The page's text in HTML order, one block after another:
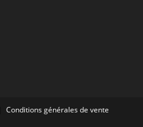
Conditions générales de vente